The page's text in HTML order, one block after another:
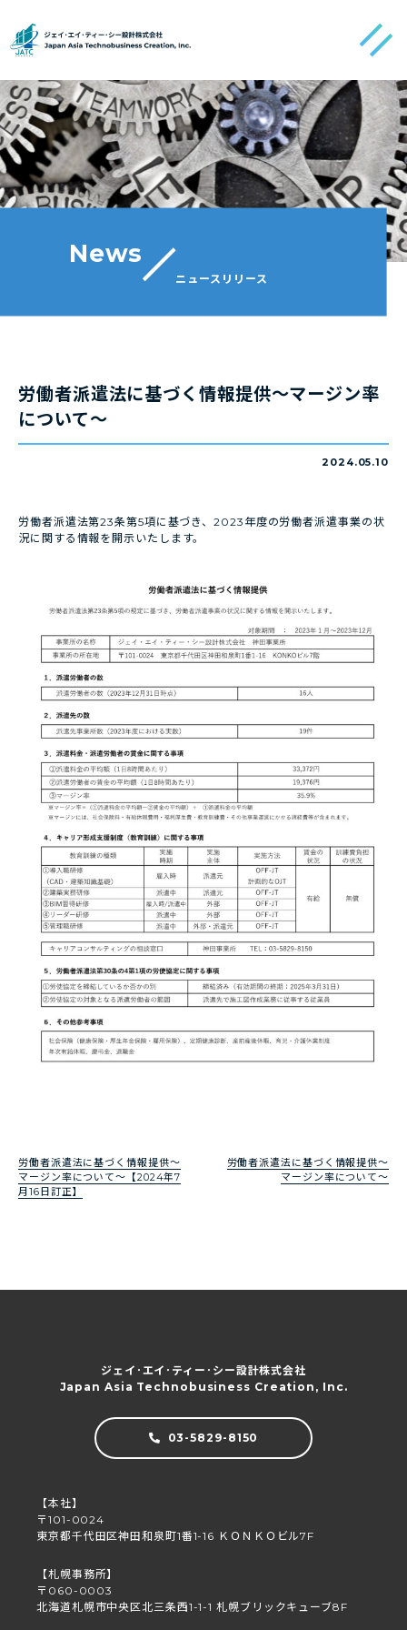
News
ニュースリリース
労働者派遣法に基づく情報提供～マージン率
について～
2024.05.10
労働者派遣法第23条第5項に基づき、2023年度の労働者派遣事業の状
況に関する情報を開示いたします。
労働者派遣法に基づく情報提供～
マージン率について～【2024年7
月16日訂正】
労働者派遣法に基づく情報提供～
マージン率について～
ジェイ･エイ･ティー･シー設計株式会社
Japan Asia Technobusiness Creation, Inc.
03-5829-8150
【本社】
〒101-0024
東京都千代田区神田和泉町1番1-16 ＫＯＮＫＯビル7F
【札幌事務所】
〒060-0003
北海道札幌市中央区北三条西1-1-1 札幌ブリックキューブ8F